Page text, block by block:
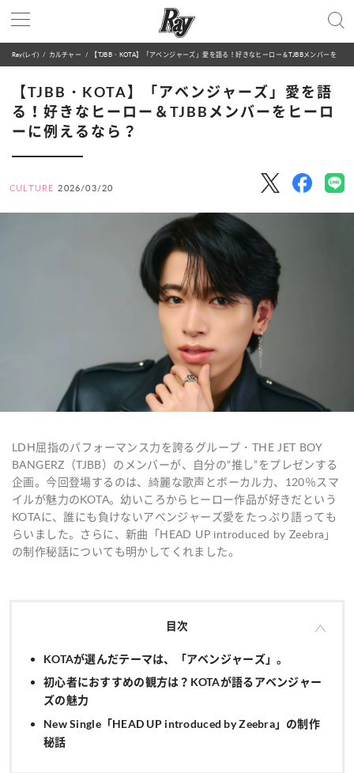
Ray(レイ) カルチャー 【TJBB・KOTA】「アベンジャーズ」愛を語る！好きなヒーロー＆TJBBメンバーをヒーローに例えるなら？
【TJBB・KOTA】「アベンジャーズ」愛を語
る！好きなヒーロー＆TJBBメンバーをヒーロ
ーに例えるなら？
CULTURE 2026/03/20
LDH屈指のパフォーマンス力を誇るグループ・THE JET BOY
BANGERZ（TJBB）のメンバーが、自分の“推し”をプレゼンする
企画。今回登場するのは、綺麗な歌声とボーカル力、120％スマ
イルが魅力のKOTA。幼いころからヒーロー作品が好きだという
KOTAに、誰にも負けないアベンジャーズ愛をたっぷり語っても
らいました。さらに、新曲「HEAD UP introduced by Zeebra」
の制作秘話についても明かしてくれました。
目次
KOTAが選んだテーマは、「アベンジャーズ」。
初心者におすすめの観方は？KOTAが語るアベンジャー
ズの魅力
New Single「HEAD UP introduced by Zeebra」の制作
秘話